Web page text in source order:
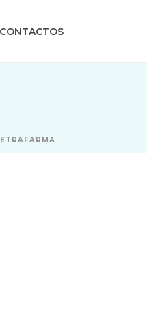
CONTACTOS